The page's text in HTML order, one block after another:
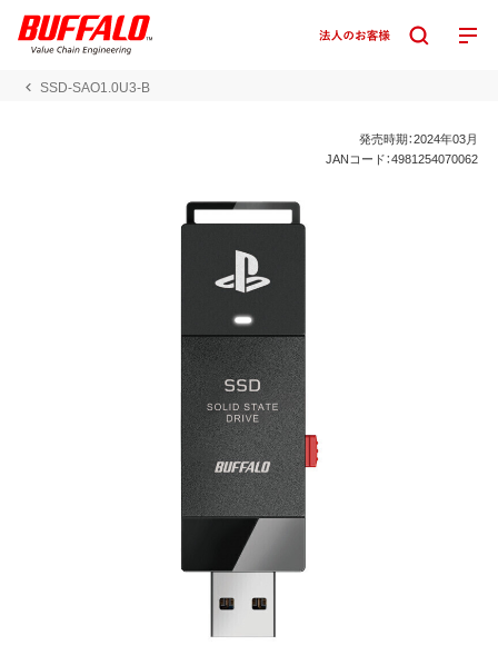
SSD-SAO1.0U3-B
発売時期：2024年03月
JANコード：4981254070062